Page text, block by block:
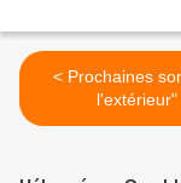
< Prochaines sorties "à
l'extérieur"